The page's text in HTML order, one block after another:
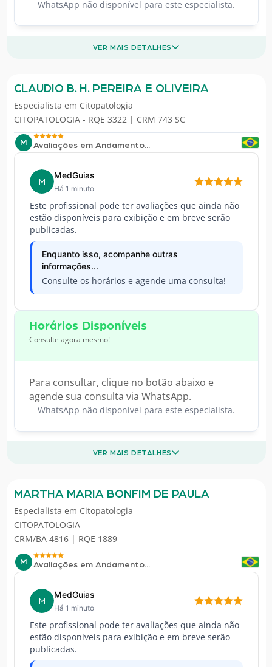
WhatsApp não disponível para este especialista.
VER MAIS DETALHES
CLAUDIO B. H. PEREIRA E OLIVEIRA
Especialista em Citopatologia
CITOPATOLOGIA - RQE 3322 | CRM 743 SC
M Avaliações em Andamento...
M
MedGuias
Há 1 minuto
Este profissional pode ter avaliações que ainda não
estão disponíveis para exibição e em breve serão
publicadas.
Enquanto isso, acompanhe outras
informações...
Consulte os horários e agende uma consulta!
Horários Disponíveis
Consulte agora mesmo!
Para consultar, clique no botão abaixo e
agende sua consulta via WhatsApp.
WhatsApp não disponível para este especialista.
VER MAIS DETALHES
MARTHA MARIA BONFIM DE PAULA
Especialista em Citopatologia
CITOPATOLOGIA
CRM/BA 4816 | RQE 1889
M Avaliações em Andamento...
M
MedGuias
Há 1 minuto
Este profissional pode ter avaliações que ainda não
estão disponíveis para exibição e em breve serão
publicadas.